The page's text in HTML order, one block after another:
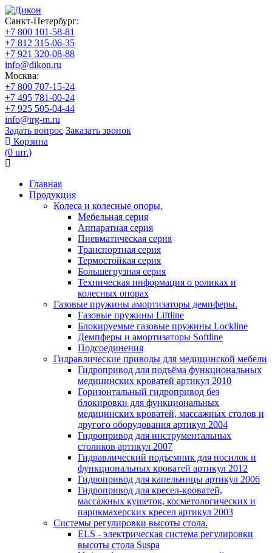
Санкт-Петербург:
+7 800 101-58-81
+7 812 315-06-35
+7 921 320-08-88
info@dikon.ru
Москва:
+7 800 707-15-24
+7 495 781-00-24
+7 925 505-04-44
info@trg-m.ru
Задать вопрос Заказать звонок
Корзина
(0 шт.)
Главная
Продукция
Колеса и колесные опоры.
Мебельная серия
Аппаратная серия
Пневматическая серия
Транспортная серия
Термостойкая серия
Большегрузная серия
Техническая информация о роликах и
колесных опорах
Газовые пружины амортизаторы демпферы.
Газовые пружины Liftline
Блокируемые газовые пружины Lockline
Демпферы и амортизаторы Softline
Подсоединения
Гидравлические приводы для медицинской мебели
Гидропривод для подъёма функциональных
медицинских кроватей артикул 2010
Горизонтальный гидропривод без
блокировки для функциональных
медицинских кроватей, массажных столов и
другого оборудования артикул 2004
Гидропривод для инструментальных
столиков артикул 2007
Гидравлический подъемник для носилок и
функциональных кроватей артикул 2012
Гидропривод для капельницы артикул 2006
Гидропривод для кресел-кроватей,
массажных кушеток, косметологических и
парикмахерских кресел артикул 2003
Системы регулировки высоты стола.
ELS - электрическая система регулировки
высоты стола Suspa